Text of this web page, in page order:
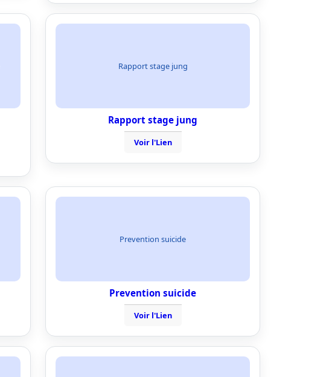
Rapport stage jung
Rapport stage jung
Voir l'Lien
Prevention suicide
Prevention suicide
Voir l'Lien